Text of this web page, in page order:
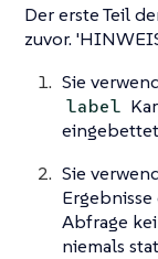
Der erste Teil
zuvor.
Sie
label
Sie
Abfrage
niemals